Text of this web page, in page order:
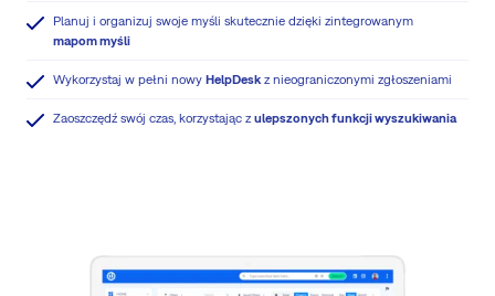
Planuj i organizuj swoje myśli skutecznie dzięki zintegrowanym
mapom myśli
Wykorzystaj w pełni nowy HelpDeskz nieograniczonymi zgłoszeniami
Zaoszczędź swój czas, korzystając z ulepszonych funkcji wyszukiwania